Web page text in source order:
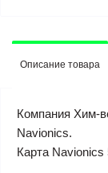
Описание товара
Компания Хим-
Navionics.
Карта Navionics